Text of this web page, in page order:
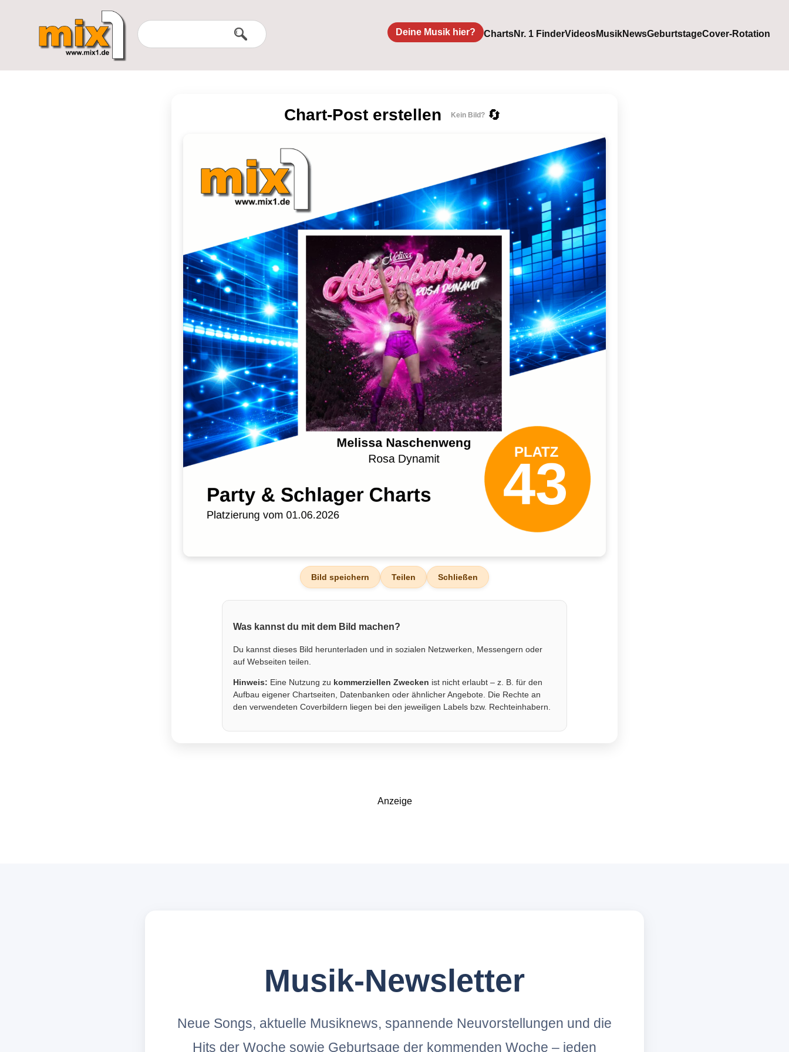
Deine Musik hier? ChartsNr. 1 FinderVideosMusikNewsGeburtstageCover-Rotation
Chart-Post erstellen Kein Bild? 🔄
Bild speichern Teilen Schließen
Was kannst du mit dem Bild machen?
Du kannst dieses Bild herunterladen und in sozialen Netzwerken, Messengern oder
auf Webseiten teilen.
Hinweis: Eine Nutzung zu kommerziellen Zwecken ist nicht erlaubt – z. B. für den
Aufbau eigener Chartseiten, Datenbanken oder ähnlicher Angebote. Die Rechte an
den verwendeten Coverbildern liegen bei den jeweiligen Labels bzw. Rechteinhabern.
Anzeige
Musik-Newsletter
Neue Songs, aktuelle Musiknews, spannende Neuvorstellungen und die
Hits der Woche sowie Geburtsage der kommenden Woche – jeden